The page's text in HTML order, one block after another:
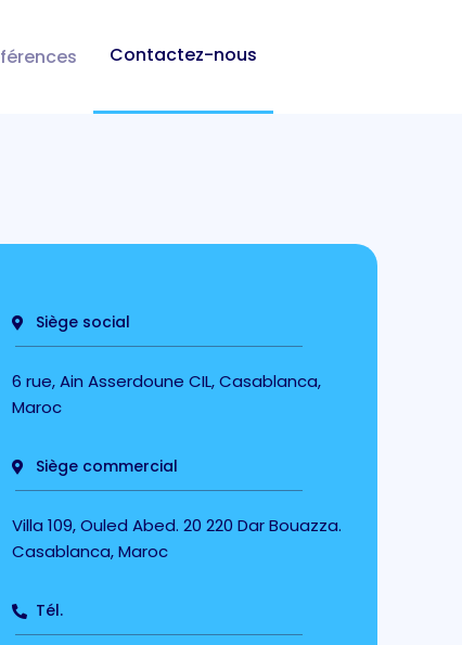
Contactez-nous
Siège social
6 rue, Ain Asserdoune CIL, Casablanca,
Maroc
Siège commercial
Villa 109, Ouled Abed. 20 220 Dar Bouazza.
Casablanca, Maroc
Tél.